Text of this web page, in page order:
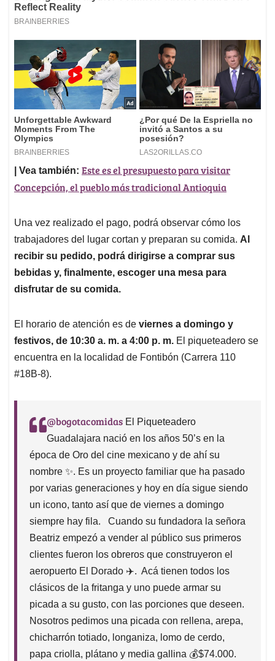
| Vea también: Este es el presupuesto para visitar
Concepción, el pueblo más tradicional Antioquia
Una vez realizado el pago, podrá observar cómo los
trabajadores del lugar cortan y preparan su comida. Al
recibir su pedido, podrá dirigirse a comprar sus
bebidas y, finalmente, escoger una mesa para
disfrutar de su comida.
El horario de atención es de viernes a domingo y
festivos, de 10:30 a. m. a 4:00 p. m. El piqueteadero se
encuentra en la localidad de Fontibón (Carrera 110
#18B-8).
@bogotacomidas El Piqueteadero
Guadalajara nació en los años 50’s en la
época de Oro del cine mexicano y de ahí su
nombre ✨. Es un proyecto familiar que ha pasado
por varias generaciones y hoy en día sigue siendo
un icono, tanto así que de viernes a domingo
siempre hay fila. ⁣ ⁣ Cuando su fundadora la señora
Beatriz empezó a vender al público sus primeros
clientes fueron los obreros que construyeron el
aeropuerto El Dorado ✈️.⁣ ⁣ Acá tienen todos los
clásicos de la fritanga y uno puede armar su
picada a su gusto, con las porciones que deseen.⁣ ⁣
Nosotros pedimos una picada con rellena, arepa,
chicharrón totiado, longaniza, lomo de cerdo,
papa criolla, plátano y media gallina 💰$74.000.